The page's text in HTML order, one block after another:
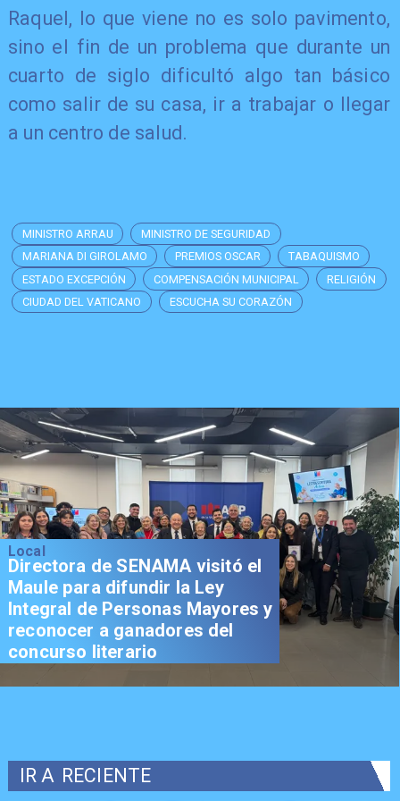
Raquel, lo que viene no es solo pavimento,
sino el fin de un problema que durante un
cuarto de siglo dificultó algo tan básico
como salir de su casa, ir a trabajar o llegar
a un centro de salud.
MINISTRO ARRAU
MINISTRO DE SEGURIDAD
MARIANA DI GIROLAMO
PREMIOS OSCAR
TABAQUISMO
ESTADO EXCEPCIÓN
COMPENSACIÓN MUNICIPAL
RELIGIÓN
CIUDAD DEL VATICANO
ESCUCHA SU CORAZÓN
Local
Directora de SENAMA visitó el
Maule para difundir la Ley
Integral de Personas Mayores y
reconocer a ganadores del
concurso literario
IR A RECIENTE